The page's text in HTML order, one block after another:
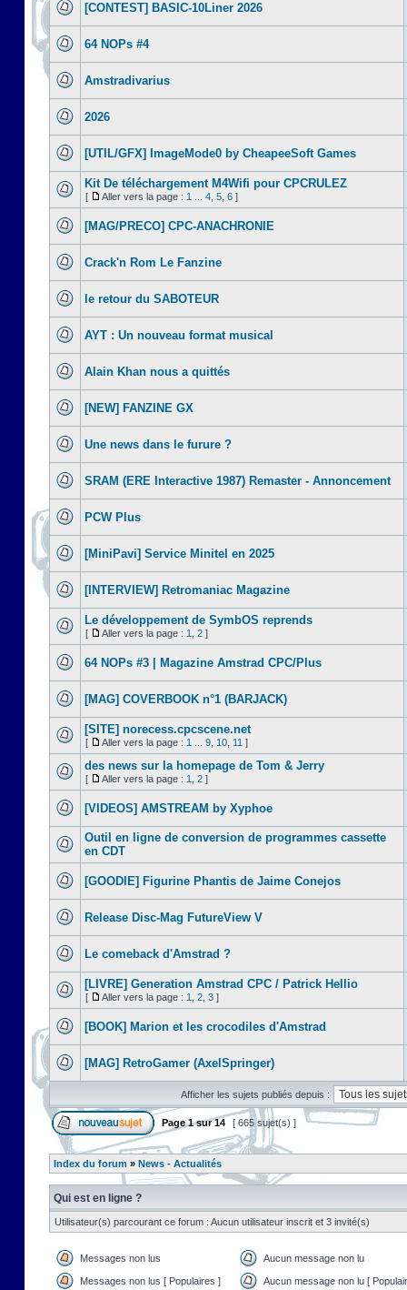
[CONTEST] BASIC-10Liner 2026
64 NOPs #4
Amstradivarius
2026
[UTIL/GFX] ImageMode0 by CheapeeSoft Games
Kit De téléchargement M4Wifi pour CPCRULEZ
[ Aller vers la page : 1 4 5 6 ]
[MAG/PRECO] CPC-ANACHRONIE
Crack'n Rom Le Fanzine
le retour du SABOTEUR
AYT : Un nouveau format musical
Alain Khan nous a quittés
[NEW] FANZINE GX
Une news dans le furure ?
SRAM (ERE Interactive 1987) Remaster - Annoncement
PCW Plus
[MiniPavi] Service Minitel en 2025
[INTERVIEW] Retromaniac Magazine
Le développement de SymbOS reprends
[ Aller vers la page : 1 2 ]
64 NOPs #3 | Magazine Amstrad CPC/Plus
[MAG] COVERBOOK n°1 (BARJACK)
[SITE] norecess.cpcscene.net
[ Aller vers la page : 1 9 10 11 ]
des news sur la homepage de Tom & Jerry
[ Aller vers la page : 1 2 ]
[VIDEOS] AMSTREAM by Xyphoe
Outil en ligne de conversion de programmes cassette
en CDT
[GOODIE] Figurine Phantis de Jaime Conejos
Release Disc-Mag FutureView V
Le comeback d'Amstrad ?
[LIVRE] Generation Amstrad CPC / Patrick Hellio
[ Aller vers la page : 1 2 3 ]
[BOOK] Marion et les crocodiles d'Amstrad
[MAG] RetroGamer (AxelSpringer)
Afficher les sujets publiés depuis :
Page1sur14 [ 665 sujet(s) ]
Index du forum » News - Actualités
Qui est en ligne ?
Utilisateur(s) parcourant ce forum : Aucun utilisateur inscrit et 3 invité(s)
Messages non lus Aucun message non lu
Messages non lus [ Populaires ] Aucun message non lu [